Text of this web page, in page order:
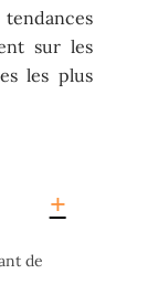
sur les
les plus
de